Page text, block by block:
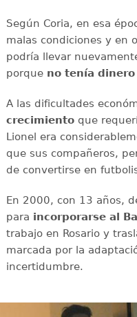
Según Coria, en esa
malas condiciones y en
podría llevar
porque no tenía
A las dificultades
crecimientoque
Lionel era
que sus compañeros,
de convertirse en
En 2000, con 13 años,
para incorporarse al
trabajo en Rosario y
marcada por la
incertidumbre.